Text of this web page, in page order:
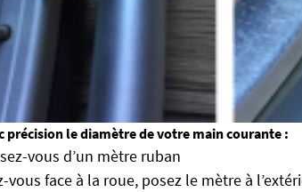
précision le diamètre de votre main courante :
vous d’un mètre ruban
vous face à la roue, posez le mètre à